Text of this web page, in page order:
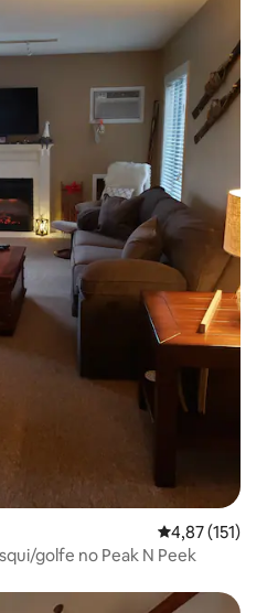
4,87 de uma
4,87 (151)
golfe no Peak N Peek